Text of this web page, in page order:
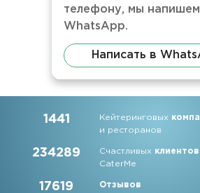
телефону, мы
WhatsApp.
Написать в
1441 Кейтеринговых
и ресторанов
234289 Счастливых клиентов
CaterMe
17619
Отзывов